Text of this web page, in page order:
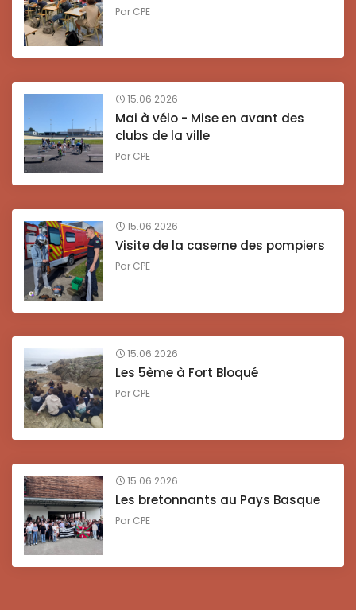
Par CPE
15.06.2026
Mai à vélo - Mise en avant des
clubs de la ville
Par CPE
15.06.2026
Visite de la caserne des pompiers
Par CPE
15.06.2026
Les 5ème à Fort Bloqué
Par CPE
15.06.2026
Les bretonnants au Pays Basque
Par CPE